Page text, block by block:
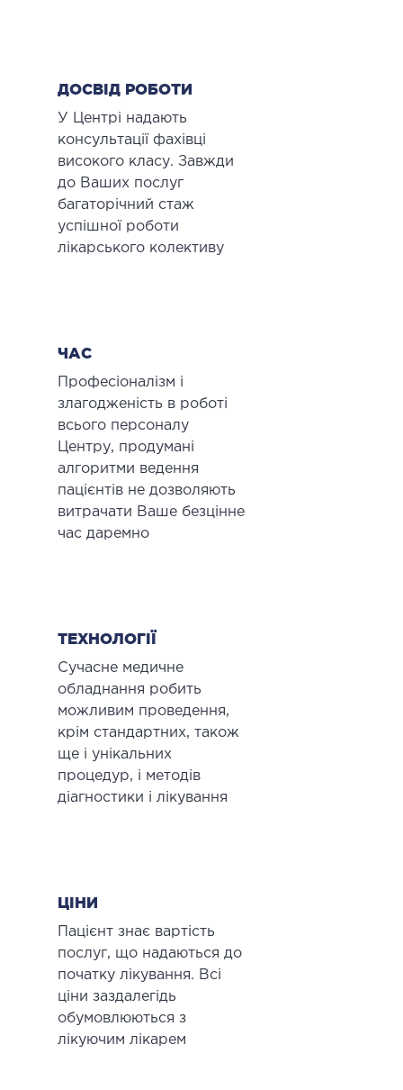
ДОСВІД РОБОТИ
У Центрі надають
консультації фахівці
високого класу. Завжди
до Ваших послуг
багаторічний стаж
успішної роботи
лікарського колективу
ЧАС
Професіоналізм і
злагодженість в роботі
всього персоналу
Центру, продумані
алгоритми ведення
пацієнтів не дозволяють
витрачати Ваше безцінне
час даремно
ТЕХНОЛОГІЇ
Сучасне медичне
обладнання робить
можливим проведення,
крім стандартних, також
ще і унікальних
процедур, і методів
діагностики і лікування
ЦІНИ
Пацієнт знає вартість
послуг, що надаються до
початку лікування. Всі
ціни заздалегідь
обумовлюються з
лікуючим лікарем